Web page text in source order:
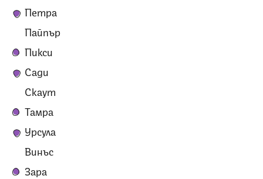
Петра
Пайпър
Пикси
Сади
Скаут
Тамра
Урсула
Винъс
Зара